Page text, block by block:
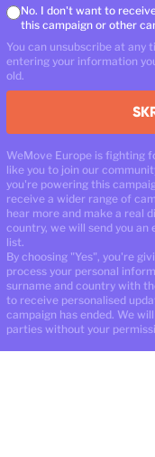
No. I don't want to
this campaign or other
You can unsubscribe at any
entering your information
old.
WeMove Europe is fighting
like you to join our
you're powering this
receive a wider range of
hear more and make a real
country, we will send you
list.
By choosing "Yes", you're
process your personal
surname and country with
to receive personalised
campaign has ended. We
parties without your